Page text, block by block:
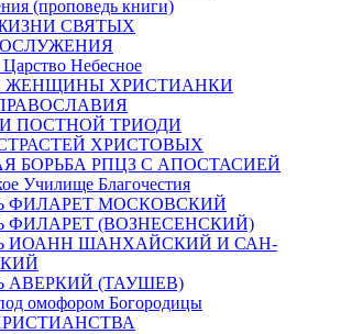
(проповедь книги)
СВЯТЫХ
Небесное
ЖЕНЩИНЫ ХРИСТИАНКИ
ПОСТНОЙ ТРИОДИ
ХРИСТОВЫХ
БОРЬБА РПЦЗ С АПОСТАСИЕЙ
Училище Благочестия
ФИЛАРЕТ МОСКОВСКИЙ
ФИЛАРЕТ (ВОЗНЕСЕНСКИЙ)
ИОАНН ШАНХАЙСКИЙ И САН-
АВЕРКИЙ (ТАУШЕВ)
омофором Богородицы